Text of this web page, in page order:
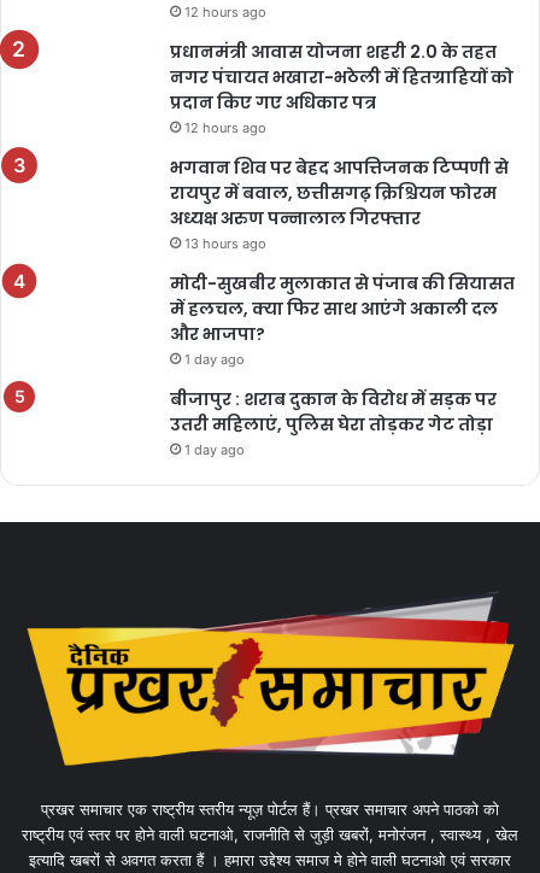
12 hours ago
प्रधानमंत्री आवास योजना शहरी 2.0 के तहत
नगर पंचायत भखारा-भठेली में हितग्राहियों को
प्रदान किए गए अधिकार पत्र
12 hours ago
भगवान शिव पर बेहद आपत्तिजनक टिप्पणी से
रायपुर में बवाल, छत्तीसगढ़ क्रिश्चियन फोरम
अध्यक्ष अरुण पन्नालाल गिरफ्तार
13 hours ago
मोदी-सुखबीर मुलाकात से पंजाब की सियासत
में हलचल, क्या फिर साथ आएंगे अकाली दल
और भाजपा?
1 day ago
बीजापुर : शराब दुकान के विरोध में सड़क पर
उतरी महिलाएं, पुलिस घेरा तोड़कर गेट तोड़ा
1 day ago
प्रखर समाचार एक राष्ट्रीय स्तरीय न्यूज़ पोर्टल हैं। प्रखर समाचार अपने पाठको को
राष्ट्रीय एवं स्तर पर होने वाली घटनाओ, राजनीति से जुड़ी खबरों, मनोरंजन , स्वास्थ्य , खेल
इत्यादि खबरों से अवगत करता हैं । हमारा उद्देश्य समाज मे होने वाली घटनाओ एवं सरकार